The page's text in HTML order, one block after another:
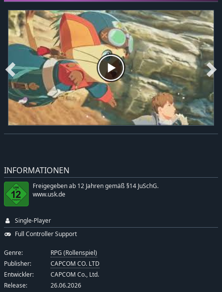
INFORMATIONEN
Freigegeben ab 12 Jahren gemäß §14 JuSchG.
www.usk.de
Single-Player
Full Controller Support
Genre:
RPG (Rollenspiel)
Publisher:
CAPCOM CO. LTD
Entwickler:
CAPCOM Co., Ltd.
Release:
26.06.2026